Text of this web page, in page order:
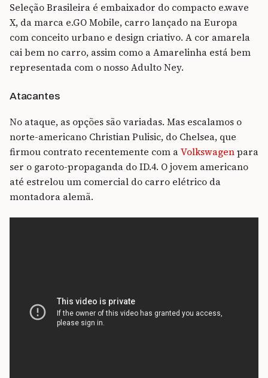
Seleção Brasileira é embaixador do compacto e.wave
X, da marca e.GO Mobile, carro lançado na Europa
com conceito urbano e design criativo. A cor amarela
cai bem no carro, assim como a Amarelinha está bem
representada com o nosso Adulto Ney.
Atacantes
No ataque, as opções são variadas. Mas escalamos o
norte-americano Christian Pulisic, do Chelsea, que
firmou contrato recentemente com aVolkswagenpara
ser o garoto-propaganda do ID.4. O jovem americano
até estrelou um comercial do carro elétrico da
montadora alemã.